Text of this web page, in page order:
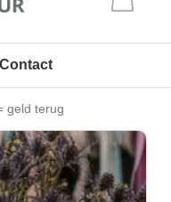
Contact
geld terug